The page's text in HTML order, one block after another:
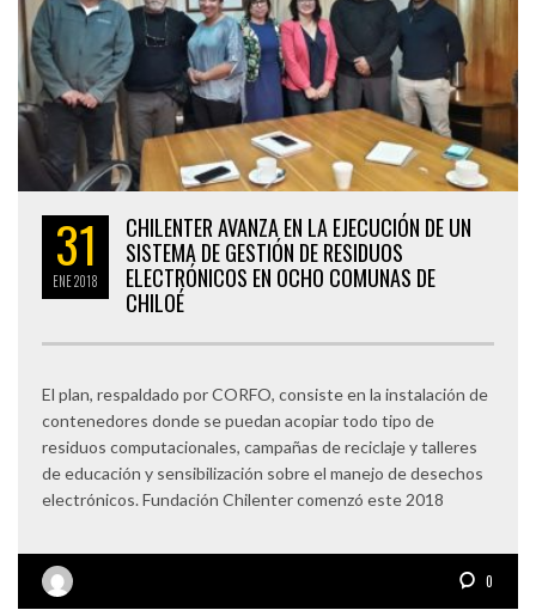
31
ENE2018
CHILENTER AVANZA EN LA EJECUCIÓN DE UN
SISTEMA DE GESTIÓN DE RESIDUOS
ELECTRÓNICOS EN OCHO COMUNAS DE
CHILOÉ
El plan, respaldado por CORFO, consiste en la instalación de
contenedores donde se puedan acopiar todo tipo de
residuos computacionales, campañas de reciclaje y talleres
de educación y sensibilización sobre el manejo de desechos
electrónicos. Fundación Chilenter comenzó este 2018
0